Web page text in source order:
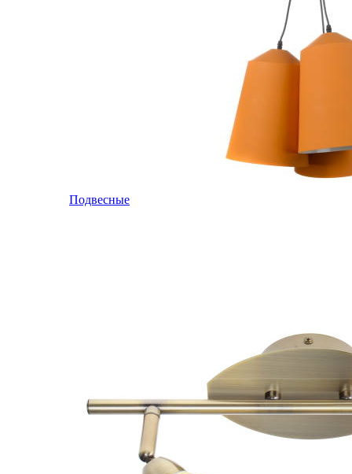
Подвесные